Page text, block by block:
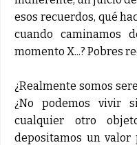
esos recuerdos, qué
cuando caminamos
momento X...? Pobres
¿Realmente somos
¿No podemos vivir
cualquier otro
depositamos un valor